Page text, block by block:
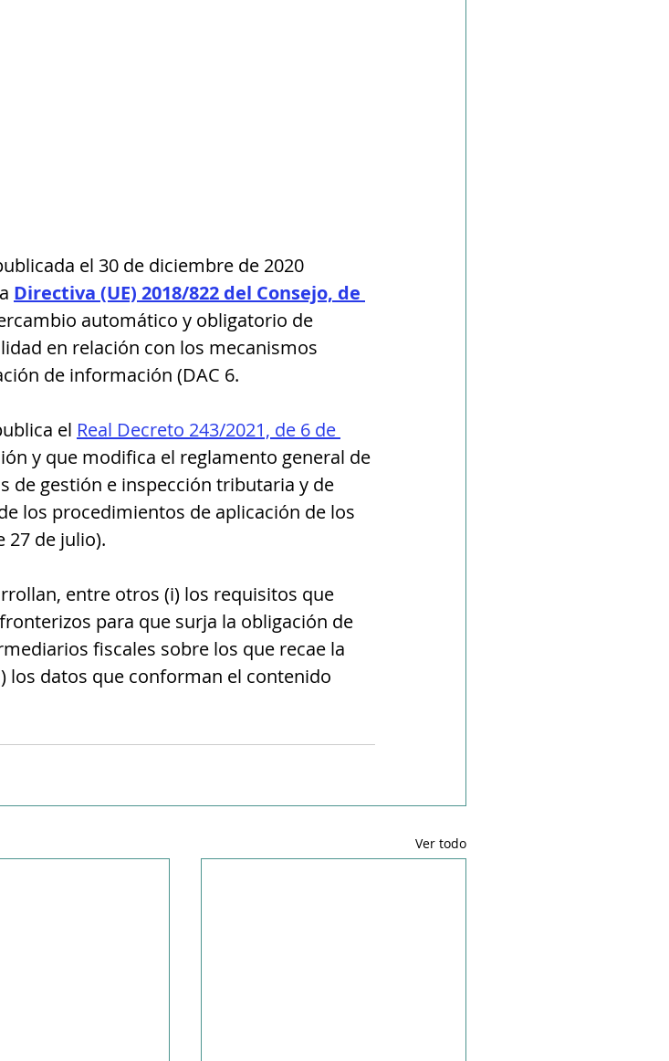
el 30 de diciembre de 2020
Directiva (UE) 2018/822 del Consejo, de
automático y obligatorio de
en relación con los mecanismos
de información (DAC 6.
el Real Decreto 243/2021, de 6 de
y que modifica el reglamento general de
de gestión e inspección tributaria y de
los procedimientos de aplicación de los
27 de julio).
entre otros (i) los requisitos que
para que surja la obligación de
fiscales sobre los que recae la
los datos que conforman el contenido
Ver todo